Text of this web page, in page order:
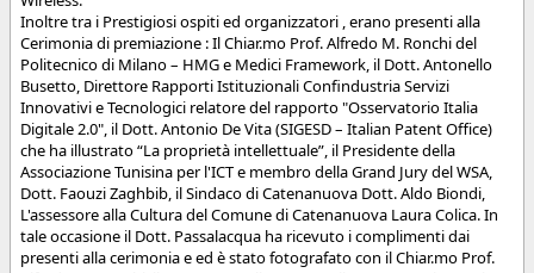
Inoltre tra i Prestigiosi ospiti ed organizzatori , erano presenti alla
Cerimonia di premiazione : Il Chiar.mo Prof. Alfredo M. Ronchi del
Politecnico di Milano – HMG e Medici Framework, il Dott. Antonello
Busetto, Direttore Rapporti Istituzionali Confindustria Servizi
Innovativi e Tecnologici relatore del rapporto "Osservatorio Italia
Digitale 2.0", il Dott. Antonio De Vita (SIGESD – Italian Patent Office)
che ha illustrato “La proprietà intellettuale”, il Presidente della
Associazione Tunisina per l'ICT e membro della Grand Jury del WSA,
Dott. Faouzi Zaghbib, il Sindaco di Catenanuova Dott. Aldo Biondi,
L'assessore alla Cultura del Comune di Catenanuova Laura Colica. In
tale occasione il Dott. Passalacqua ha ricevuto i complimenti dai
presenti alla cerimonia e ed è stato fotografato con il Chiar.mo Prof.